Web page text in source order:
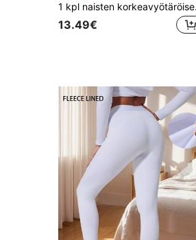
1 kpl
13.49€